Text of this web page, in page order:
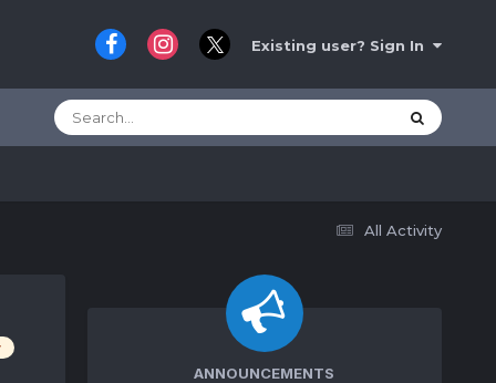
Existing user? Sign In
All Activity
ANNOUNCEMENTS